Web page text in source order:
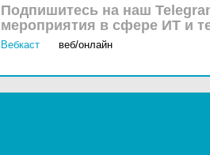
Подпишитесь на наш
мероприятия в сфере ИТ и
Вебкаст веб/онлайн